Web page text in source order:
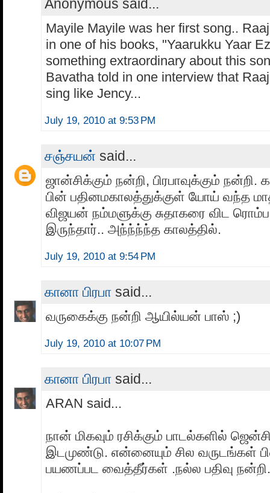
Anonymous said...
Mayile Mayile was her first song..
in one of his books, "Yaarukku Yaar
something extraordinary about this
Bavatha told in one interview that
sing like Jency...
July 19, 2010 at 9:53 PM
சஞ்சயன் said...
ஜான்சிக்கும் நன்றி, பிரபாவுக்கும்
பின் பதினமகாலத்துக்குள் யோய் வந்த
விஜயன் நம்மளுக்கு சுதாகரை விட
இருந்தார்.. அந்ந்ந்ந்த காலத்தில்.
July 19, 2010 at 9:54 PM
கானா பிரபா said...
வருகைக்கு நன்றி ஆயில்யன் பாஸ் ;)
July 19, 2010 at 10:07 PM
கானா பிரபா said...
ARAN said...
நான் மிகவும் ரசிக்கும் பாடல்களில்
இடமுண்டு. என்னையும் சில வருடங்கள்
பயணப்பட வைத்தீர்கள் .நல்ல பதிவு